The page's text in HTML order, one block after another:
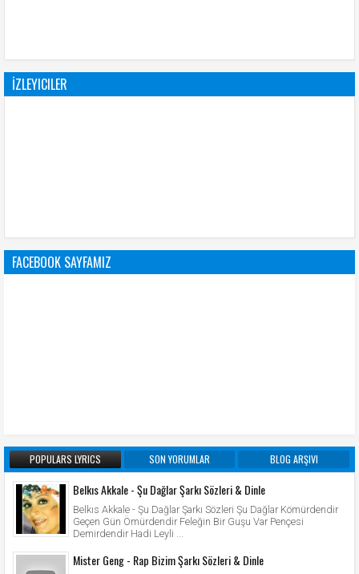
İZLEYICILER
FACEBOOK SAYFAMIZ
POPULARS LYRICS SON YORUMLAR BLOG ARŞIVI
Belkıs Akkale - Şu Dağlar Şarkı Sözleri & Dinle
Belkıs Akkale - Şu Dağlar Şarkı Sözleri Şu Dağlar Kömürdendir
Geçen Gün Ömürdendir Feleğin Bir Guşu Var Pençesi
Demirdendir Hadi Leyli ...
Mister Geng - Rap Bizim Şarkı Sözleri & Dinle